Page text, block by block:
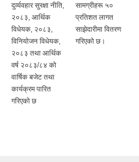
दुर्व्यवहार सुरक्षा नीति,
२०८३, आर्थिक
विधेयक, २०८३,
विनियोजन विधेयक,
२०८३ तथा आर्थिक
वर्ष २०८३/८४ को
वार्षिक बजेट तथा
कार्यक्रम पारित
गरिएको छ
सामग्रीहरू ५०
प्रतिशत लागत
साझेदारीमा वितरण
गरिएको छ।